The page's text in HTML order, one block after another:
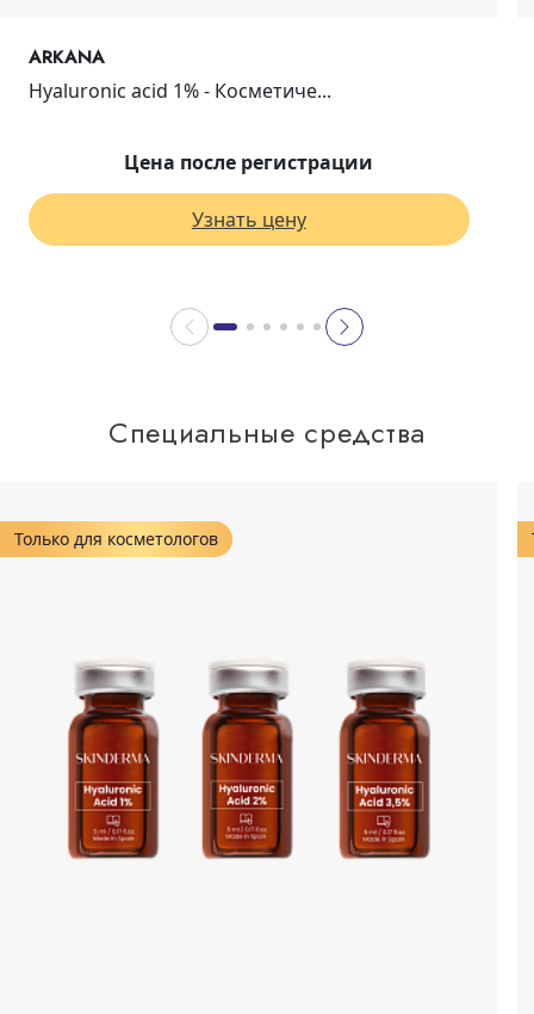
ARKANA
Hyaluronic acid 1% - Косметиче...
Цена после регистрации
Узнать цену
Специальные средства
Только для косметологов